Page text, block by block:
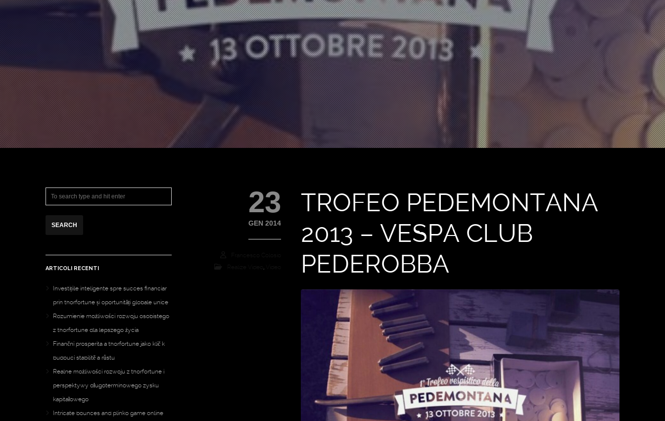
23
GEN 2014
TROFEO PEDEMONTANA
2013 – VESPA CLUB
PEDEROBBA
ARTICOLI RECENTI
Investițiile inteligente spre succes financiar
prin thorfortune și oportunități globale unice
Rozumienie możliwości rozwoju osobistego
z thorfortune dla lepszego życia
Finanční prosperita a thorfortune jako klíč k
budoucí stabilitě a růstu
Realne możliwości rozwoju z thorfortune i
perspektywy długoterminowego zysku
kapitałowego
Intricate bounces and plinko game online